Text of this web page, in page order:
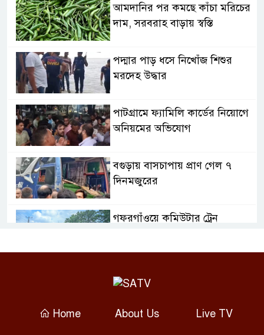
আমদানির পর কমছে কাঁচা মরিচের
দাম, সরবরাহ বাড়ায় স্বস্তি
পদ্মার পাড় ধসে নিখোঁজ শিশুর
মরদেহ উদ্ধার
পাটগ্রামে ফ্যামিলি কার্ডের নিয়োগে
অনিয়মের অভিযোগ
বগুড়ায় বাসচাপায় প্রাণ গেল ৭
দিনমজুরের
গফরগাঁওয়ে কমিউটার ট্রেন
প্রতিদিন জেগে ওঠে কুমিল্লার
Home About Us Live TV